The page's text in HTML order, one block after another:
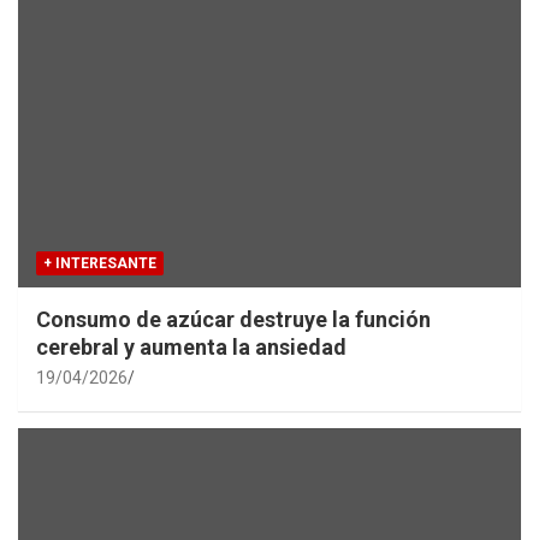
+ INTERESANTE
Consumo de azúcar destruye la función
cerebral y aumenta la ansiedad
19/04/2026